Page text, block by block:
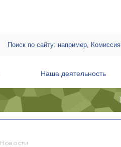
Наша деятельность
Новости